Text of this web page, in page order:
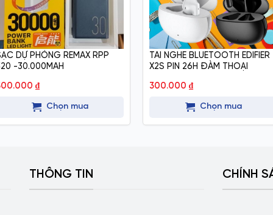
DỰ PHÒNG REMAX RPP
-30.000MAH
₫
Chọn mua
TAI NGHE BLUETOOTH EDIFIER
X2S PIN 26H ĐÀM THOẠI
300.000 ₫
Chọn mua
THÔNG TIN CHÍNH